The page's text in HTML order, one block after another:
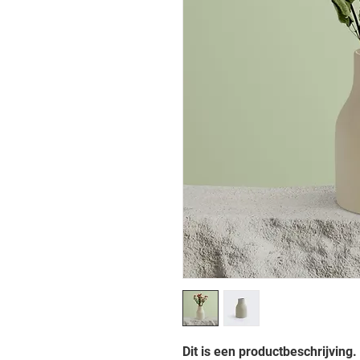
Dit is een